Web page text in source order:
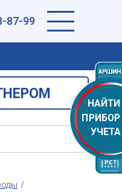
87-99
НАЙТИ
ПРИБОР
УЧЕТА